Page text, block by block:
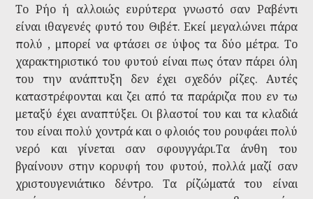
Το Ρήο ή αλλοιώς ευρύτερα γνωστό σαν Ραβέντι
είναι ιθαγενές φυτό του Θιβέτ. Εκεί μεγαλώνει πάρα
πολύ , μπορεί να φτάσει σε ύψος τα δύο μέτρα. Το
χαρακτηριστικό του φυτού είναι πως όταν πάρει όλη
του την ανάπτυξη δεν έχει σχεδόν ρίζες. Αυτές
καταστρέφονται και ζει από τα παράριζα που εν τω
μεταξύ έχει αναπτύξει. Οι βλαστοί του και τα κλαδιά
του είναι πολύ χοντρά και ο φλοιός του ρουφάει πολύ
νερό και γίνεται σαν σφουγγάρι.Τα άνθη του
βγαίνουν στην κορυφή του φυτού, πολλά μαζί σαν
χριστουγενιάτικο δέντρο. Τα ρίζώματά του είναι